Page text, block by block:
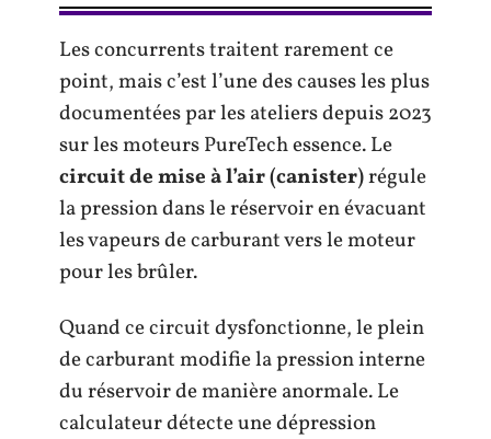
Les concurrents traitent rarement ce
point, mais c’est l’une des causes les plus
documentées par les ateliers depuis 2023
sur les moteurs PureTech essence. Le
circuit de mise à l’air (canister)régule
la pression dans le réservoir en évacuant
les vapeurs de carburant vers le moteur
pour les brûler.
Quand ce circuit dysfonctionne, le plein
de carburant modifie la pression interne
du réservoir de manière anormale. Le
calculateur détecte une dépression